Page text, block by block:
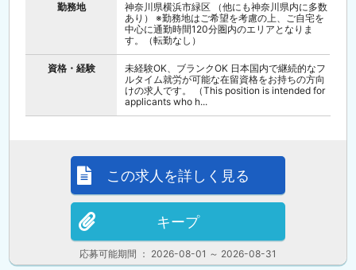
勤務地
神奈川県横浜市緑区 （他にも神奈川県内に多数
あり） ※勤務地はご希望を考慮の上、ご自宅を
中心に通勤時間120分圏内のエリアとなりま
す。（転勤なし）
資格・経験
未経験OK、ブランクOK 日本国内で継続的なフ
ルタイム就労が可能な在留資格をお持ちの方向
けの求人です。 （This position is intended for
applicants who h...
応募可能期間 ： 2026-08-01 ～ 2026-08-31
この求人を詳しく見る
キープ